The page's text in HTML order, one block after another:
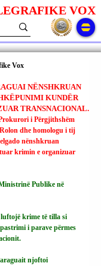
VOX
NËNSHKRUAN
KUNDËR
TRANSNACIONAL.
Vox
i Përgjithshëm
dhe homologu i tij
nënshkruan
krimin e organizuar
Publike në
krime të tilla si
i parave përmes
njoftoi